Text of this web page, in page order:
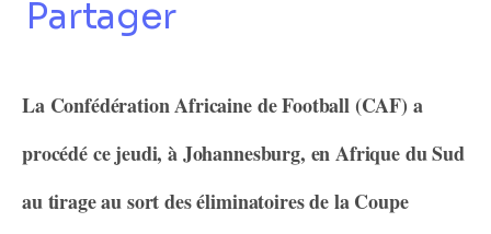
Partager
La Confédération Africaine de Football (CAF) a
procédé ce jeudi, à Johannesburg, en Afrique du Sud
au tirage au sort des éliminatoires de la Coupe